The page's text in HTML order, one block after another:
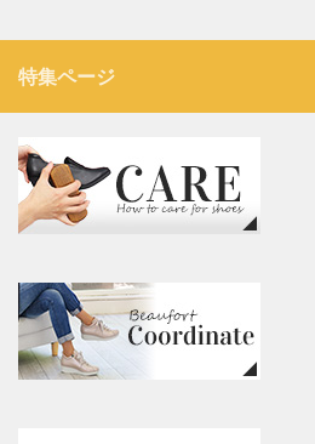
特集ページ